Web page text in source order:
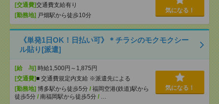
[交通費]交通費支給有り
[勤務地] 戸畑駅から徒歩10分
気になる！
《単発1日OK！日払い可》＊チラシのモクモクシー
ル貼り[派遣]
[給 与] 時給1,500円～1,875円
[交通費]■ 交通費規定内支給 ※派遣先による
[勤務地] 博多駅から徒歩5分 / 福岡空港(鉄道)駅から
徒歩5分 / 南福岡駅から徒歩5分 / …
気になる！